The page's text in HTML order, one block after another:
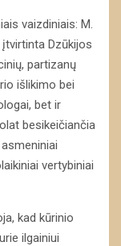
vaizdiniais: M.
Dzūkijos
partizanų
išlikimo bei
bet ir
besikeičiančia
vertybiniai
kad kūrinio
ilgainiui